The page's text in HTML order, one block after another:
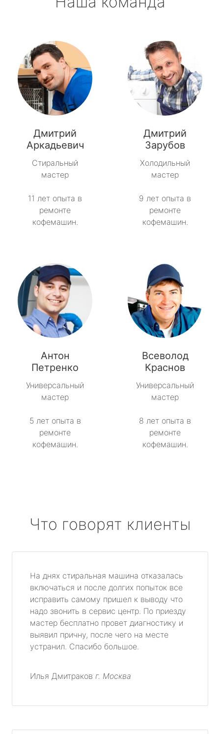
Дмитрий
Аркадьевич
Стиральный
мастер
11 лет опыта в
ремонте
кофемашин.
Дмитрий
Зарубов
Холодильный
мастер
9 лет опыта в
ремонте
кофемашин.
Антон
Петренко
Универсальный
мастер
5 лет опыта в
ремонте
кофемашин.
Всеволод
Краснов
Универсальный
мастер
8 лет опыта в
ремонте
кофемашин.
Что говорят клиенты
На днях стиральная машина отказалась
включаться и после долгих попыток все
исправить самому пришел к выводу что
надо звонить в сервис центр. По приезду
мастер бесплатно провет диагностику и
выявил причну, после чего на месте
устранил. Спасибо большое.
Илья Дмитраков г. Москва